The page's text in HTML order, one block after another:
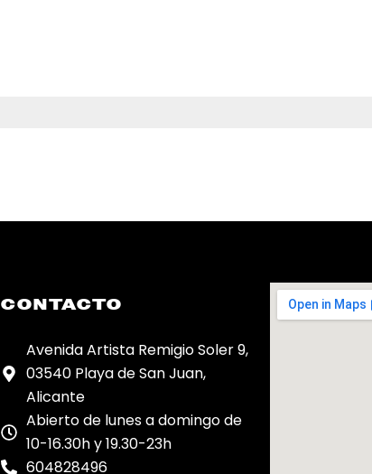
CONTACTO
Avenida Artista Remigio Soler 9,
03540 Playa de San Juan,
Alicante
Abierto de lunes a domingo de
10-16.30h y 19.30-23h
604828496